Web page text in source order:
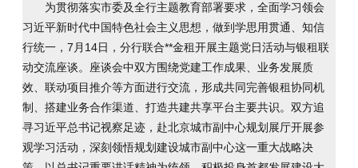
为贯彻落实市委及全行主题教育部署要求，全面学习领会
习近平新时代中国特色社会主义思想，做到学思用贯通、知信
行统一，7月14日，分行联合**金租开展主题党日活动与银租联
动交流座谈。座谈会中双方围绕党建工作成果、业务发展质
效、联动项目推介等方面进行交流，形成共同完善银租协同机
制、搭建业务合作渠道、打造共建共享平台主要共识。双方追
寻习近平总书记视察足迹，赴北京城市副中心规划展厅开展参
观学习活动，深刻领悟规划建设城市副中心这一重大战略决